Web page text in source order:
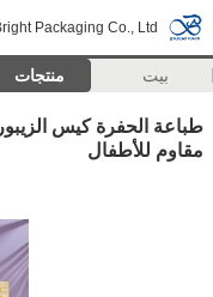
Packaging Co., Ltd.
بيت منتجات
طباعة الحفرة كيس
مقاوم للأطفال